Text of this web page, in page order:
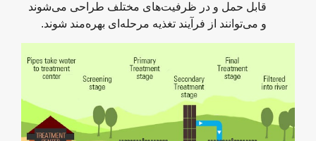
قابل حمل و در ظرفیت‌های مختلف طراحی می‌شوند
و می‌توانند از فرآیند تغذیه مرحله‌ای بهره‌مند شوند.